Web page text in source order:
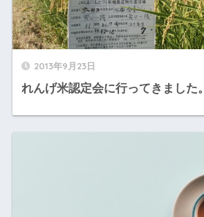
2013年9月23日
れんげ米認定会に行ってきました。